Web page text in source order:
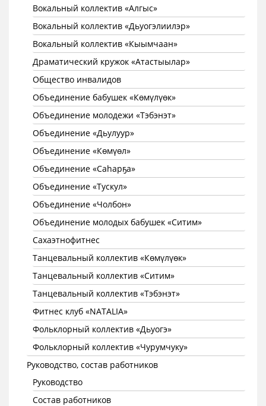
Вокальный коллектив «Алгыс»
Вокальный коллектив «Дьуогэлиилэр»
Вокальный коллектив «Кыымчаан»
Драматический кружок «Атастыылар»
Общество инвалидов
Объединение бабушек «Көмүлүөк»
Объединение молодежи «Тэбэнэт»
Объединение «Дьулуур»
Объединение «Көмүөл»
Объединение «Саhарҕа»
Объединение «Тускул»
Объединение «Чолбон»
Объединение молодых бабушек «Ситим»
Сахаэтнофитнес
Танцевальный коллектив «Көмүлүөк»
Танцевальный коллектив «Ситим»
Танцевальный коллектив «Тэбэнэт»
Фитнес клуб «NATALIA»
Фольклорный коллектив «Дьуогэ»
Фольклорный коллектив «Чурумчуку»
Руководство, состав работников
Руководство
Состав работников